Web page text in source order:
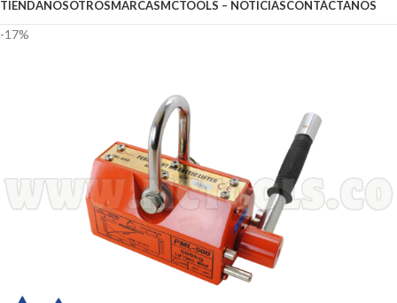
TIENDANOSOTROSMARCASMCTOOLS – NOTICIASCONTÁCTANOS
-17%